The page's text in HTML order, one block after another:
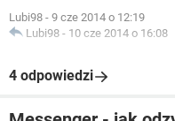
Lubi98 - 9 cze 2014 o 12:19
Lubi98 - 10 cze 2014 o 16:08
4 odpowiedzi